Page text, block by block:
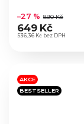
hodnocení
produktu
je
hvězdiček.
536,36 Kč bez DPH
–27 % 890 Kč
649 Kč
AKCE
BESTSELLER